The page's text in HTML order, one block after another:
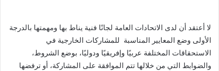
لا أعتقد أن لدى الاتحادات العامة لجانًا فنية يناط بها ومهمتها بالدرجة
الأولى وضع المعايير المناسبة للمشاركات الخارجية في
الاستحقاقات المختلفة عربيًا وإفريقيًا ودوليًا، بوضع الشروط،
والضوابط التي من خلالها تتم الموافقة على المشاركة، أو ترفضها